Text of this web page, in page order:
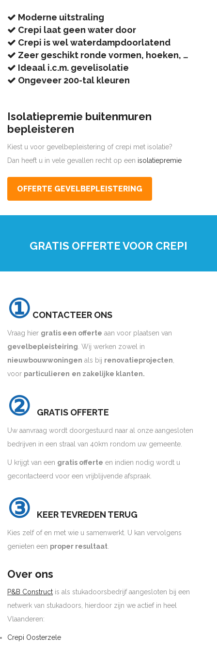
Moderne uitstraling
Crepi laat geen water door
Crepi is wel waterdampdoorlatend
Zeer geschikt ronde vormen, hoeken, …
Ideaal i.c.m. gevelisolatie
Ongeveer 200-tal kleuren
Isolatiepremie buitenmuren
bepleisteren
Kiest u voor gevelbepleistering of crepi met isolatie?
Dan heeft u in vele gevallen recht op een isolatiepremie
OFFERTE GEVELBEPLEISTERING
GRATIS OFFERTE VOOR CREPI
① CONTACTEER ONS
Vraag hier gratis een offerte aan voor plaatsen van
gevelbepleisteiring. Wij werken zowel in
nieuwbouwwoningen als bij renovatieprojecten,
voor particulieren en zakelijke klanten.
② GRATIS OFFERTE
Uw aanvraag wordt doorgestuurd naar al onze aangesloten
bedrijven in een straal van 40km rondom uw gemeente.
U krijgt van een gratis offerte en indien nodig wordt u
gecontacteerd voor een vrijblijvende afspraak.
③ KEER TEVREDEN TERUG
Kies zelf of en met wie u samenwerkt. U kan vervolgens
genieten een proper resultaat.
Over ons
P&B Construct is als stukadoorsbedrijf aangesloten bij een
netwerk van stukadoors, hierdoor zijn we actief in heel
Vlaanderen:
Crepi Oosterzele